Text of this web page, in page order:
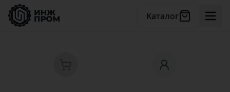
Каталог